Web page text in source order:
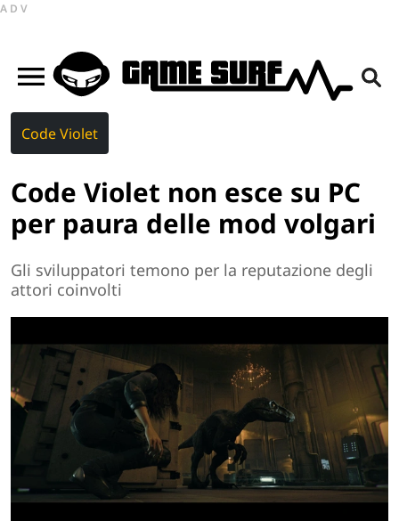
ADV
Code Violet
Code Violet non esce su PC
per paura delle mod volgari
Gli sviluppatori temono per la reputazione degli
attori coinvolti